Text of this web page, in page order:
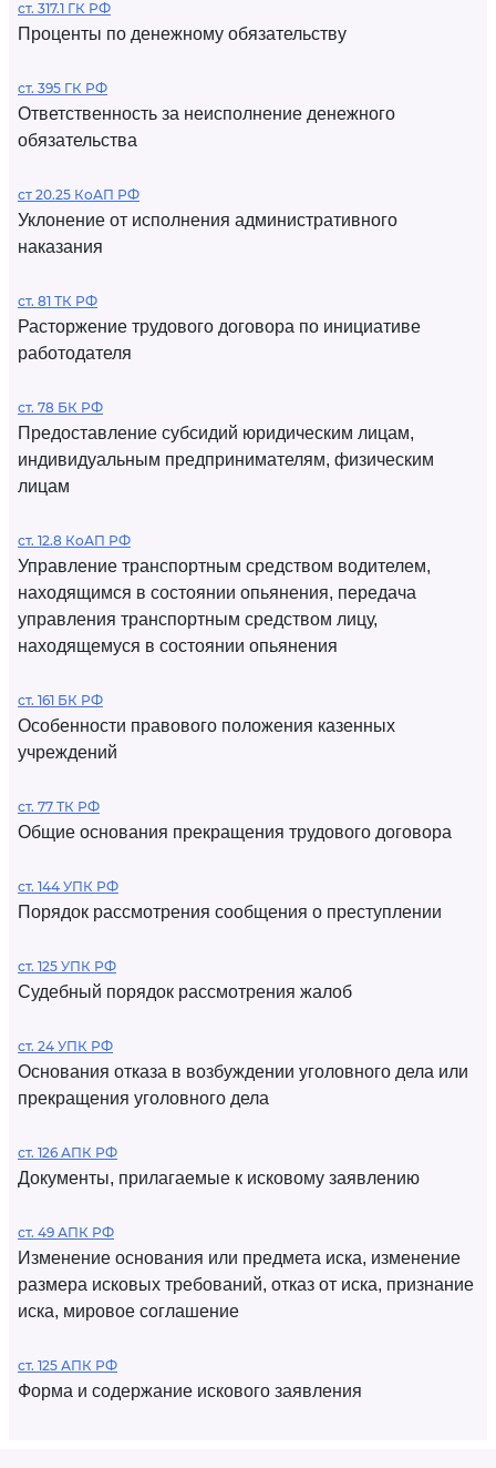
ст. 317.1 ГК РФ
Проценты по денежному обязательству
ст. 395 ГК РФ
Ответственность за неисполнение денежного
обязательства
ст 20.25 КоАП РФ
Уклонение от исполнения административного
наказания
ст. 81 ТК РФ
Расторжение трудового договора по инициативе
работодателя
ст. 78 БК РФ
Предоставление субсидий юридическим лицам,
индивидуальным предпринимателям, физическим
лицам
ст. 12.8 КоАП РФ
Управление транспортным средством водителем,
находящимся в состоянии опьянения, передача
управления транспортным средством лицу,
находящемуся в состоянии опьянения
ст. 161 БК РФ
Особенности правового положения казенных
учреждений
ст. 77 ТК РФ
Общие основания прекращения трудового договора
ст. 144 УПК РФ
Порядок рассмотрения сообщения о преступлении
ст. 125 УПК РФ
Судебный порядок рассмотрения жалоб
ст. 24 УПК РФ
Основания отказа в возбуждении уголовного дела или
прекращения уголовного дела
ст. 126 АПК РФ
Документы, прилагаемые к исковому заявлению
ст. 49 АПК РФ
Изменение основания или предмета иска, изменение
размера исковых требований, отказ от иска, признание
иска, мировое соглашение
ст. 125 АПК РФ
Форма и содержание искового заявления